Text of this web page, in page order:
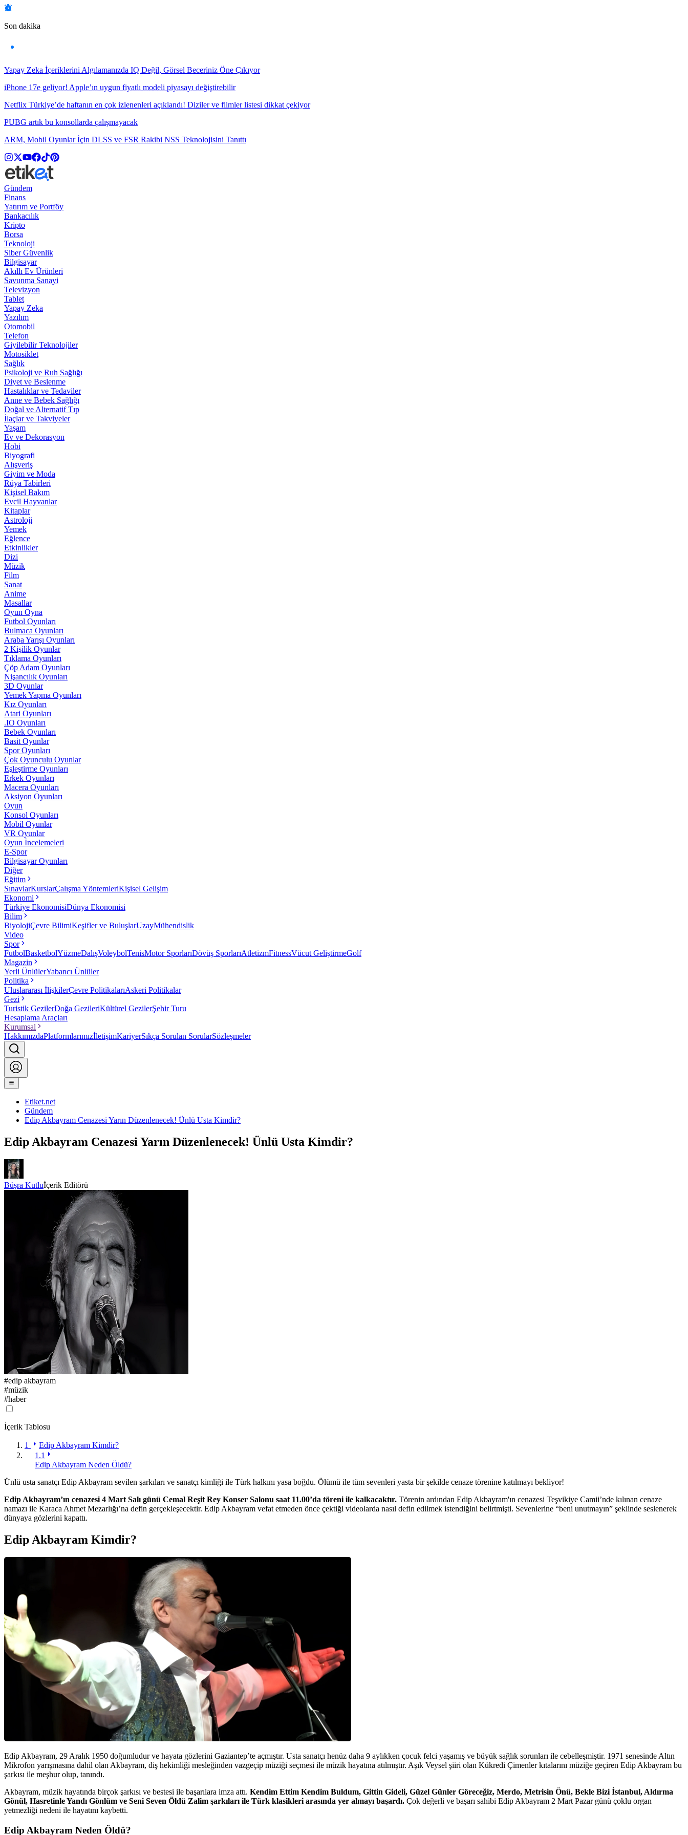
Son dakika
Yapay Zeka İçeriklerini Algılamanızda IQ Değil, Görsel Beceriniz Öne Çıkıyor
iPhone 17e geliyor! Apple’ın uygun fiyatlı modeli piyasayı değiştirebilir
Netflix Türkiye’de haftanın en çok izlenenleri açıklandı! Diziler ve filmler listesi dikkat çekiyor
PUBG artık bu konsollarda çalışmayacak
ARM, Mobil Oyunlar İçin DLSS ve FSR Rakibi NSS Teknolojisini Tanıttı
Gündem
Finans
Yatırım ve Portföy
Bankacılık
Kripto
Borsa
Teknoloji
Siber Güvenlik
Bilgisayar
Akıllı Ev Ürünleri
Savunma Sanayi
Televizyon
Tablet
Yapay Zeka
Yazılım
Otomobil
Telefon
Giyilebilir Teknolojiler
Motosiklet
Sağlık
Psikoloji ve Ruh Sağlığı
Diyet ve Beslenme
Hastalıklar ve Tedaviler
Anne ve Bebek Sağlığı
Doğal ve Alternatif Tıp
İlaçlar ve Takviyeler
Yaşam
Ev ve Dekorasyon
Hobi
Biyografi
Alışveriş
Giyim ve Moda
Rüya Tabirleri
Kişisel Bakım
Evcil Hayvanlar
Kitaplar
Astroloji
Yemek
Eğlence
Etkinlikler
Dizi
Müzik
Film
Sanat
Anime
Masallar
Oyun Oyna
Futbol Oyunları
Bulmaca Oyunları
Araba Yarışı Oyunları
2 Kişilik Oyunlar
Tıklama Oyunları
Çöp Adam Oyunları
Nişancılık Oyunları
3D Oyunlar
Yemek Yapma Oyunları
Kız Oyunları
Atari Oyunları
.IO Oyunları
Bebek Oyunları
Basit Oyunlar
Spor Oyunları
Çok Oyunculu Oyunlar
Eşleştirme Oyunları
Erkek Oyunları
Macera Oyunları
Aksiyon Oyunları
Oyun
Konsol Oyunları
Mobil Oyunlar
VR Oyunlar
Oyun İncelemeleri
E-Spor
Bilgisayar Oyunları
Diğer
Eğitim
SınavlarKurslarÇalışma YöntemleriKişisel Gelişim
Ekonomi
Türkiye EkonomisiDünya Ekonomisi
Bilim
BiyolojiÇevre BilimiKeşifler ve BuluşlarUzayMühendislik
Video
Spor
FutbolBasketbolYüzmeDalışVoleybolTenisMotor SporlarıDövüş SporlarıAtletizmFitnessVücut GeliştirmeGolf
Magazin
Yerli ÜnlülerYabancı Ünlüler
Politika
Uluslararası İlişkilerÇevre PolitikalarıAskeri Politikalar
Gezi
Turistik GezilerDoğa GezileriKültürel GezilerŞehir Turu
Hesaplama Araçları
Kurumsal
HakkımızdaPlatformlarımızİletişimKariyerSıkça Sorulan SorularSözleşmeler
Etiket.net
Gündem
Edip Akbayram Cenazesi Yarın Düzenlenecek! Ünlü Usta Kimdir?
Edip Akbayram Cenazesi Yarın Düzenlenecek! Ünlü Usta Kimdir?
Büşra Kutluİçerik Editörü
#edip akbayram
#müzik
#haber
İçerik Tablosu
1
Edip Akbayram Kimdir?
1.1
Edip Akbayram Neden Öldü?
Ünlü usta sanatçı Edip Akbayram sevilen şarkıları ve sanatçı kimliği ile Türk halkını yasa boğdu. Ölümü ile tüm sevenleri yasta bir şekilde cenaze törenine katılmayı bekliyor!
Edip Akbayram’ın cenazesi 4 Mart Salı günü Cemal Reşit Rey Konser Salonu saat 11.00’da töreni ile kalkacaktır. Törenin ardından Edip Akbayram'ın cenazesi Teşvikiye Camii’nde kılınan cenaze
namazı ile Karaca Ahmet Mezarlığı’na defin gerçekleşecektir. Edip Akbayram vefat etmeden önce çektiği videolarda nasıl defin edilmek istendiğini belirtmişti. Sevenlerine “beni unutmayın” şeklinde seslenerek
dünyaya gözlerini kapattı.
Edip Akbayram Kimdir?
Edip Akbayram, 29 Aralık 1950 doğumludur ve hayata gözlerini Gaziantep’te açmıştır. Usta sanatçı henüz daha 9 aylıkken çocuk felci yaşamış ve büyük sağlık sorunları ile cebelleşmiştir. 1971 senesinde Altın
Mikrofon yarışmasına dahil olan Akbayram, diş hekimliği mesleğinden vazgeçip müziği seçmesi ile müzik hayatına atılmıştır. Aşık Veysel şiiri olan Kükredi Çimenler kıtalarını müziğe geçiren Edip Akbayram bu
şarkısı ile meşhur olup, tanındı.
Akbayram, müzik hayatında birçok şarkısı ve bestesi ile başarılara imza attı. Kendim Ettim Kendim Buldum, Gittin Gideli, Güzel Günler Göreceğiz, Merdo, Metrisin Önü, Bekle Bizi İstanbul, Aldırma
Gönül, Hasretinle Yandı Gönlüm ve Seni Seven Öldü Zalim şarkıları ile Türk klasikleri arasında yer almayı başardı. Çok değerli ve başarı sahibi Edip Akbayram 2 Mart Pazar günü çoklu organ
yetmezliği nedeni ile hayatını kaybetti.
Edip Akbayram Neden Öldü?